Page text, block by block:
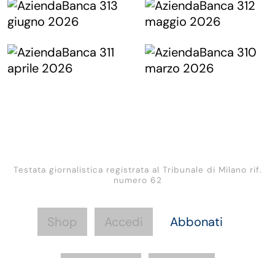
Testata giornalistica registrata al Tribunale di Milano rif.
numero 62
Shop Accedi Abbonati